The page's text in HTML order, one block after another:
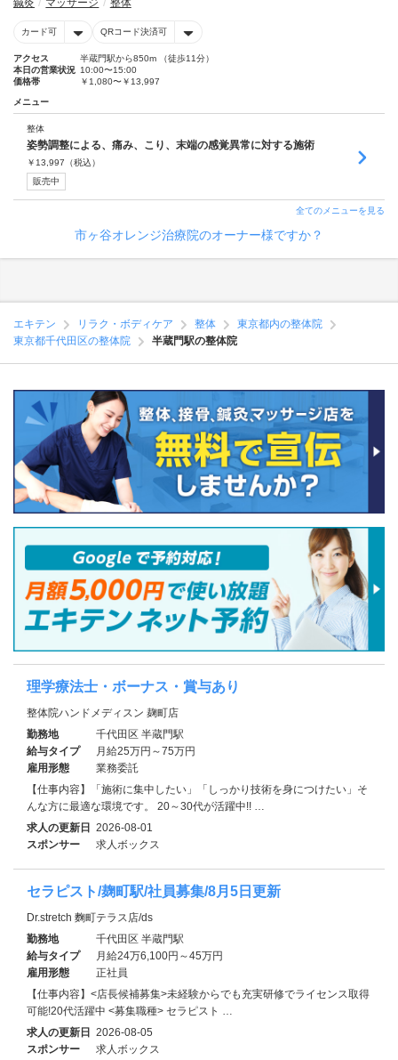
鍼灸 マッサージ 整体
カード可 QRコード決済可
アクセス
半蔵門駅から850m （徒歩11分）
本日の営業状況 10:00〜15:00
価格帯
￥1,080〜￥13,997
メニュー
整体
姿勢調整による、痛み、こり、末端の感覚異常に対する施術
￥ 13,997 （税込）
販売中
全てのメニューを見る
市ヶ谷オレンジ治療院のオーナー様ですか？
エキテン リラク・ボディケア 整体
東京都内の整体院
東京都千代田区の整体院
半蔵門駅の整体院
理学療法士・ボーナス・賞与あり
整体院ハンドメディスン 麹町店
勤務地
千代田区 半蔵門駅
給与タイプ
月給25万円～75万円
雇用形態
業務委託
【仕事内容】「施術に集中したい」「しっかり技術を身につけたい」そ
んな方に最適な環境です。 20～30代が活躍中!! …
求人の更新日 2026-08-01
スポンサー
求人ボックス
セラピスト/麹町駅/社員募集/8月5日更新
Dr.stretch 麴町テラス店/ds
勤務地
千代田区 半蔵門駅
給与タイプ
月給24万6,100円～45万円
雇用形態
正社員
【仕事内容】<店長候補募集>未経験からでも充実研修でライセンス取得
可能!20代活躍中 <募集職種> セラピスト …
求人の更新日 2026-08-05
スポンサー
求人ボックス